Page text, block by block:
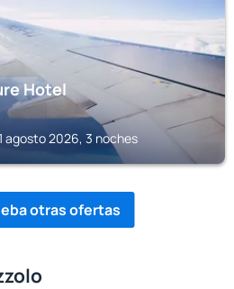
Hotel
agosto 2026, 3 noches
otras ofertas